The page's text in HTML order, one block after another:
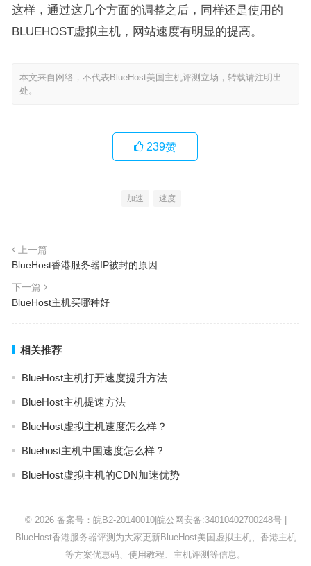
这样，通过这几个方面的调整之后，同样还是使用的
BLUEHOST虚拟主机，网站速度有明显的提高。
本文来自网络，不代表BlueHost美国主机评测立场，转载请注明出
处。
239赞
加速 速度
上一篇
BlueHost香港服务器IP被封的原因
下一篇
BlueHost主机买哪种好
相关推荐
BlueHost主机打开速度提升方法
BlueHost主机提速方法
BlueHost虚拟主机速度怎么样？
Bluehost主机中国速度怎么样？
BlueHost虚拟主机的CDN加速优势
© 2026 备案号：皖B2-20140010| 皖公网安备:34010402700248号|
BlueHost香港服务器评测为大家更新BlueHost美国虚拟主机、香港主机
等方案优惠码、使用教程、主机评测等信息。